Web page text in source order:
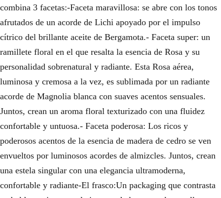
combina 3 facetas:-Faceta maravillosa: se abre con los tonos
afrutados de un acorde de Lichi apoyado por el impulso
cítrico del brillante aceite de Bergamota.- Faceta super: un
ramillete floral en el que resalta la esencia de Rosa y su
personalidad sobrenatural y radiante. Esta Rosa aérea,
luminosa y cremosa a la vez, es sublimada por un radiante
acorde de Magnolia blanca con suaves acentos sensuales.
Juntos, crean un aroma floral texturizado con una fluidez
confortable y untuosa.- Faceta poderosa: Los ricos y
poderosos acentos de la esencia de madera de cedro se ven
envueltos por luminosos acordes de almizcles. Juntos, crean
una estela singular con una elegancia ultramoderna,
confortable y radiante-El frasco:Un packaging que contrasta